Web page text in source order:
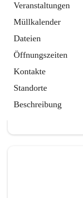
Veranstaltungen
Müllkalender
Dateien
Öffnungszeiten
Kontakte
Standorte
Beschreibung